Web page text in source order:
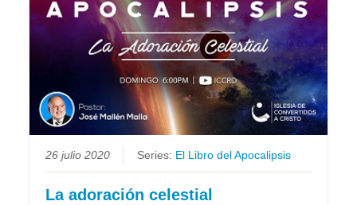
26 julio 2020 Series: El Libro del Apocalipsis
La adoración celestial